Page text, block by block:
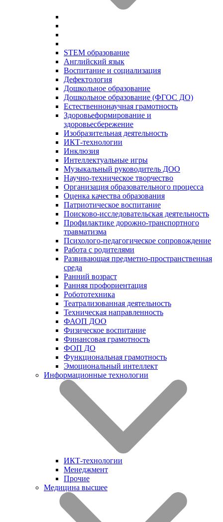
STEM образование
Английский язык
Воспитание и социализация
Дефектология
Дошкольное образование
Дошкольное образование (ФГОС ДО)
Естественнонаучная грамотность
Здоровьеформирование и
здоровьесбережение
Изобразительная деятельность
ИКТ-технологии
Инклюзия
Интеллектуальные игры
Музыкальный руководитель ДОО
Научно-техническое творчество
Организация образовательного процесса
Оценка качества образования
Патриотическое воспитание
Поисково-исследовательская деятельность
Профилактике дорожно-транспортного
травматизма
Психолого-педагогическое сопровождение
Работа с родителями
Развивающая предметно-пространственная
среда
Ранний возраст
Ранняя профориентация
Робототехника
Театрализованная деятельность
Техническая направленность
ФАОП ДОО
Физическое воспитание
Финансовая грамотность
ФОП ДО
Функциональная грамотность
Эмоциональный интеллект
Информационные технологии
ИКТ-технологии
Менеджмент
Прочие
Медицина высшее